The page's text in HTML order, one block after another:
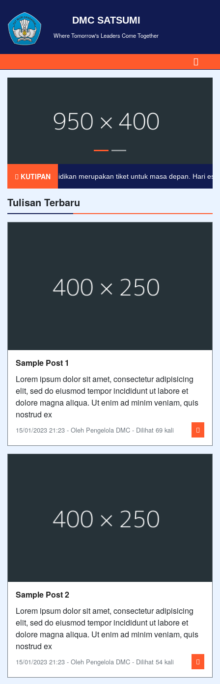
DMC SATSUMI
Where Tomorrow's Leaders Come Together
KUTIPAN
Pendidikan merupakan tiket untuk masa depan. Hari esok
Tulisan Terbaru
Sample Post 1
Lorem ipsum dolor sit amet, consectetur adipisicing
elit, sed do eiusmod tempor incididunt ut labore et
dolore magna aliqua. Ut enim ad minim veniam, quis
nostrud ex
15/01/2023 21:23 - Oleh Pengelola DMC - Dilihat 69 kali
Sample Post 2
Lorem ipsum dolor sit amet, consectetur adipisicing
elit, sed do eiusmod tempor incididunt ut labore et
dolore magna aliqua. Ut enim ad minim veniam, quis
nostrud ex
15/01/2023 21:23 - Oleh Pengelola DMC - Dilihat 54 kali